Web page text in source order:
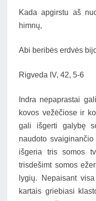
Kada apgirstu aš
himnų,
Abi beribės erdvės
Rigveda IV, 42, 5-6
Indra nepaprastai
kovos vežėčiose ir
gali išgerti galybę
naudoto
išgeria tris somos
trisdešimt somos
lygių. Nepaisant
kartais griebiasi